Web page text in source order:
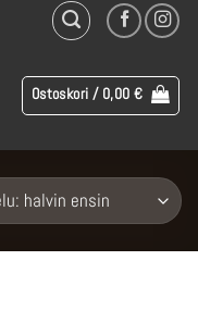
Ostoskori / 0,00 €